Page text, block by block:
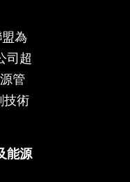
為
司超
管
術
能源